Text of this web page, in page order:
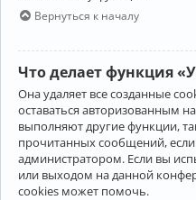
Вернуться к началу
Что делает функция
Она удаляет все созданные
оставаться авторизованным
выполняют другие функции,
прочитанных сообщений,
администратором. Если вы
или выходом на данной
cookies может помочь.